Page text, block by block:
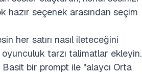
hazır seçenek arasından seçim
her satırı nasıl ileteceğini
tarzı talimatlar ekleyin.
Basit bir prompt ile "alaycı Orta